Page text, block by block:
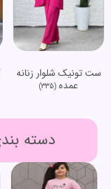
ست تونیک شلوار زنانه
عمده (335)
دسته